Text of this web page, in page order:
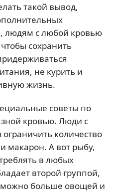
такой вывод,
людям с любой кровью
сохранить
не курить и
жизнь.
советы по
кровью. Люди с
количество
макарон. А вот рыбу,
в любых
второй группой,
можно больше овощей и